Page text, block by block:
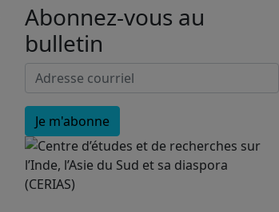
Abonnez-vous au
bulletin